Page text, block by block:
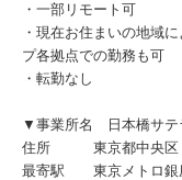
・一部リモート可
・現在お住まいの地域
プ各拠点での勤務も可
・転勤なし
▼事業所名 日本橋サテ
住所 東京都中央区
最寄駅 東京メトロ銀